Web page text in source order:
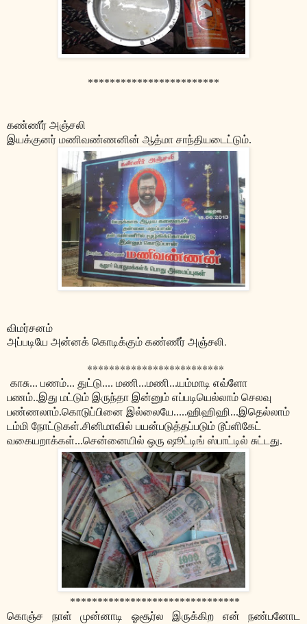
************************
கண்ணீர் அஞ்சலி
இயக்குனர் மணிவண்ணனின் ஆத்மா சாந்தியடைட்டும்.
விமர்சனம்
அப்படியே அன்னக் கொடிக்கும் கண்ணீர் அஞ்சலி.
*************************
காசு... பணம்... துட்டு.... மணி...மணி...யம்மாடி எவ்ளோ
பணம்..இது மட்டும் இருந்தா இன்னும் எப்படியெல்லாம் செலவு
பண்ணலாம்.கொடுப்பினை இல்லையே.....ஹிஹிஹி...இதெல்லாம்
டம்மி நோட்டுகள்.சினிமாவில் பயன்படுத்தப்படும் டூப்ளிகேட்
வகையறாக்கள்...சென்னையில் ஒரு ஷூட்டிங் ஸ்பாட்டில் சுட்டது.
*******************************
கொஞ்ச நாள் முன்னாடி ஓசூர்ல இருக்கிற என் நண்பனோட